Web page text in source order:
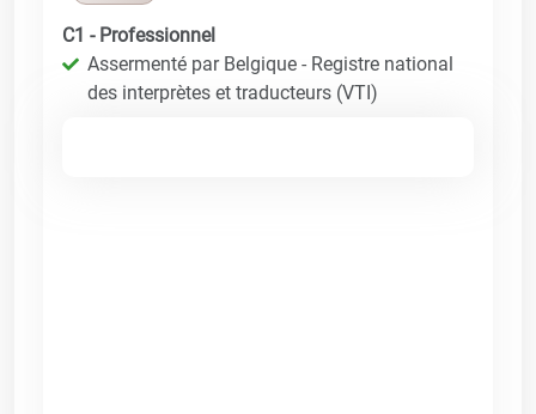
C1 - Professionnel
Assermenté par Belgique - Registre national
des interprètes et traducteurs (VTI)